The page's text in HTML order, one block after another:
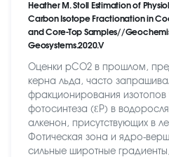
Heather M. Stoll Estimation of
Carbon Isotope Fractionation in
and Core-Top Samples//
Geosystems.2020.V
Оценки pCO2 в прошлом,
керна льда, часто
фракционирования изотопов
фотосинтеза (ƐP) в
алкенон, присутствующих в
Фотическая зона и ядро-
сильные широтные